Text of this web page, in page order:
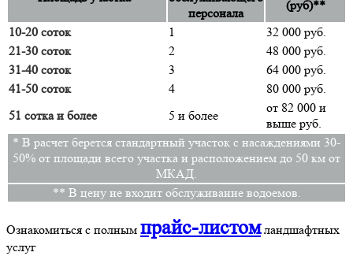
персонала
(руб)**
10-20 соток
1
32 000 руб.
21-30 соток
2
48 000 руб.
31-40 соток
3
64 000 руб.
41-50 соток
4
80 000 руб.
51 сотка и более
5 и более
от 82 000 и
выше руб.
* В расчет берется стандартный участок с насаждениями 30-
50% от площади всего участка и расположением до 50 км от
МКАД.
** В цену не входит обслуживание водоемов.
Ознакомиться с полным прайс-листомландшафтных
услуг